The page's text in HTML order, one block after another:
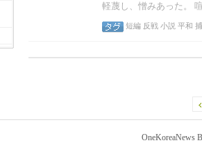
軽蔑し、憎みあった。
短編 反戦 小説 平和
OneKoreaNews